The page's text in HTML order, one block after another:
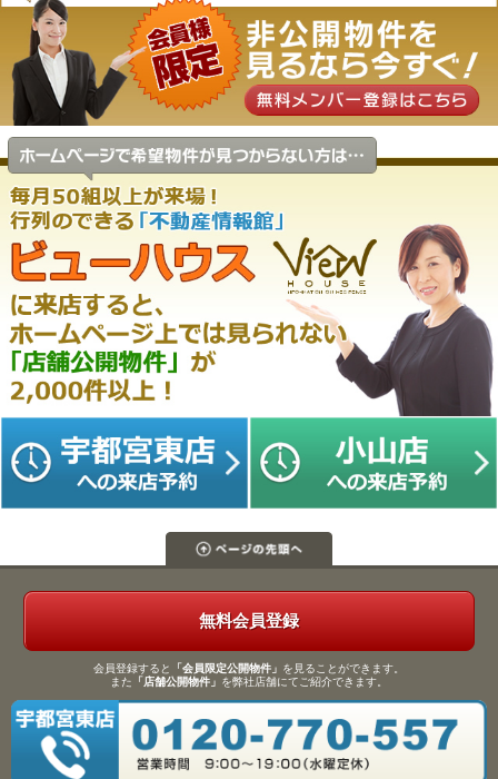
無料会員登録
会員登録すると 「会員限定公開物件」 を見ることができます。
また 「店舗公開物件」 を弊社店舗にてご紹介できます。